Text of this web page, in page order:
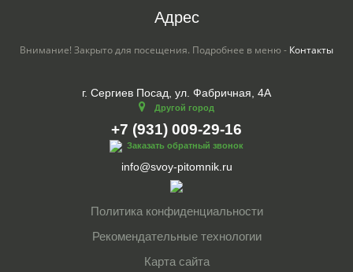
Адрес
Внимание! Закрыто для посещения. Подробнее в меню - Контакты
г. Сергиев Посад, ул. Фабричная, 4А
Другой город
+7 (931) 009-29-16
Заказать обратный звонок
info@svoy-pitomnik.ru
Политика конфиденциальности
Рекомендательные технологии
Карта сайта